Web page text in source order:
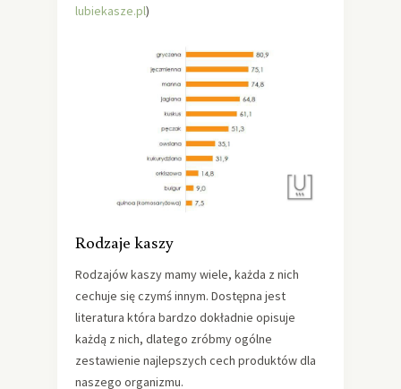
lubiekasze.pl)
Rodzaje kaszy
Rodzajów kaszy mamy wiele, każda z nich
cechuje się czymś innym. Dostępna jest
literatura która bardzo dokładnie opisuje
każdą z nich, dlatego zróbmy ogólne
zestawienie najlepszych cech produktów dla
naszego organizmu.